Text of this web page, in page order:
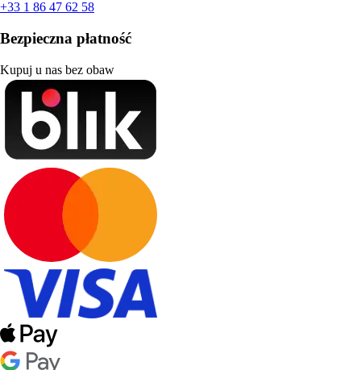
+33 1 86 47 62 58
Bezpieczna płatność
Kupuj u nas bez obaw